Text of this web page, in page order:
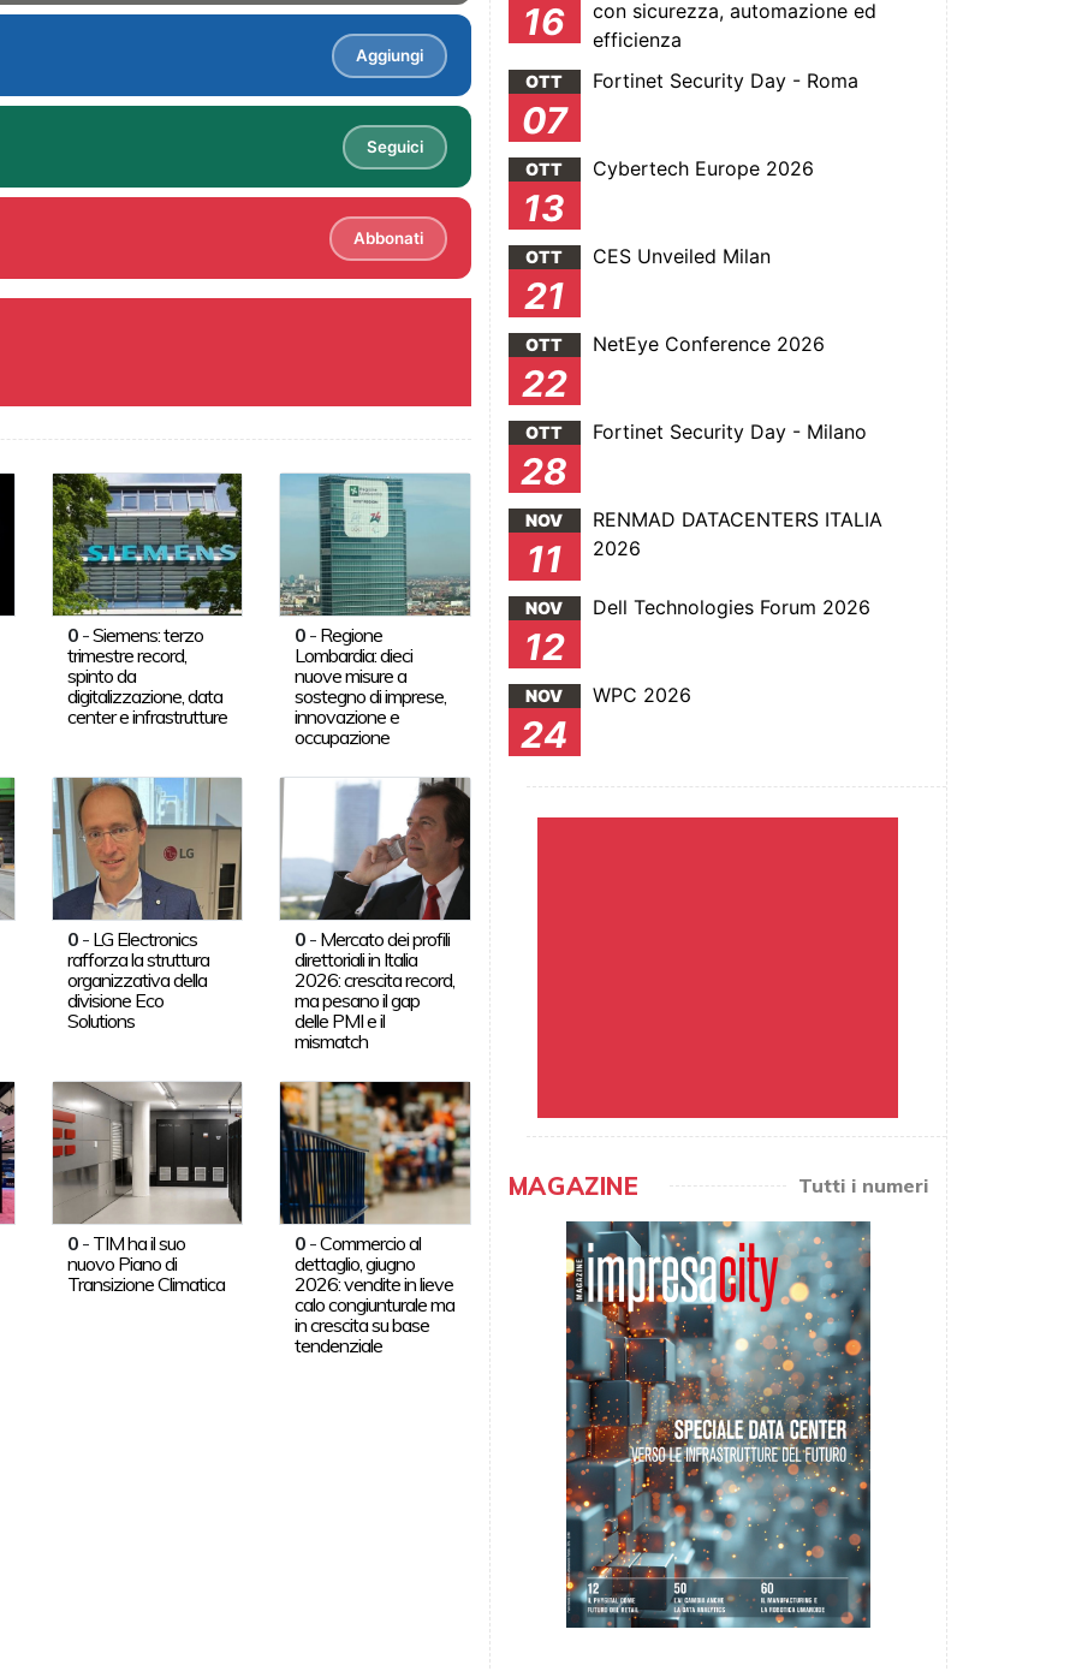
Aggiungi
Seguici
Abbonati
0-Siemens: terzo
trimestre record,
spinto da
digitalizzazione, data
center e infrastrutture
0 - Regione
Lombardia: dieci
nuove misure a
sostegno di imprese,
innovazione e
occupazione
0- LG Electronics
rafforza la struttura
organizzativa della
divisione Eco
Solutions
0 - Mercato dei profili
direttoriali in Italia
2026: crescita record,
ma pesano il gap
delle PMI e il
mismatch
0- TIM ha il suo
nuovo Piano di
Transizione Climatica
0 -Commercio al
dettaglio, giugno
2026: vendite in lieve
calo congiunturale ma
in crescita su base
tendenziale
16
con sicurezza, automazione ed
efficienza
OTT
07
Fortinet Security Day - Roma
OTT
13
Cybertech Europe 2026
OTT
21
CES Unveiled Milan
OTT
22
NetEye Conference 2026
OTT
28
Fortinet Security Day - Milano
NOV
11
RENMAD DATACENTERS ITALIA
2026
NOV
12
Dell Technologies Forum 2026
NOV
24
WPC 2026
MAGAZINE Tutti i numeri